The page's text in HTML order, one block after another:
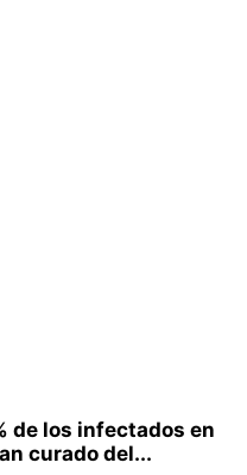
de los infectados en
curado del...